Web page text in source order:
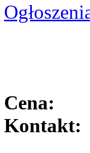
Cena:
Kontakt: